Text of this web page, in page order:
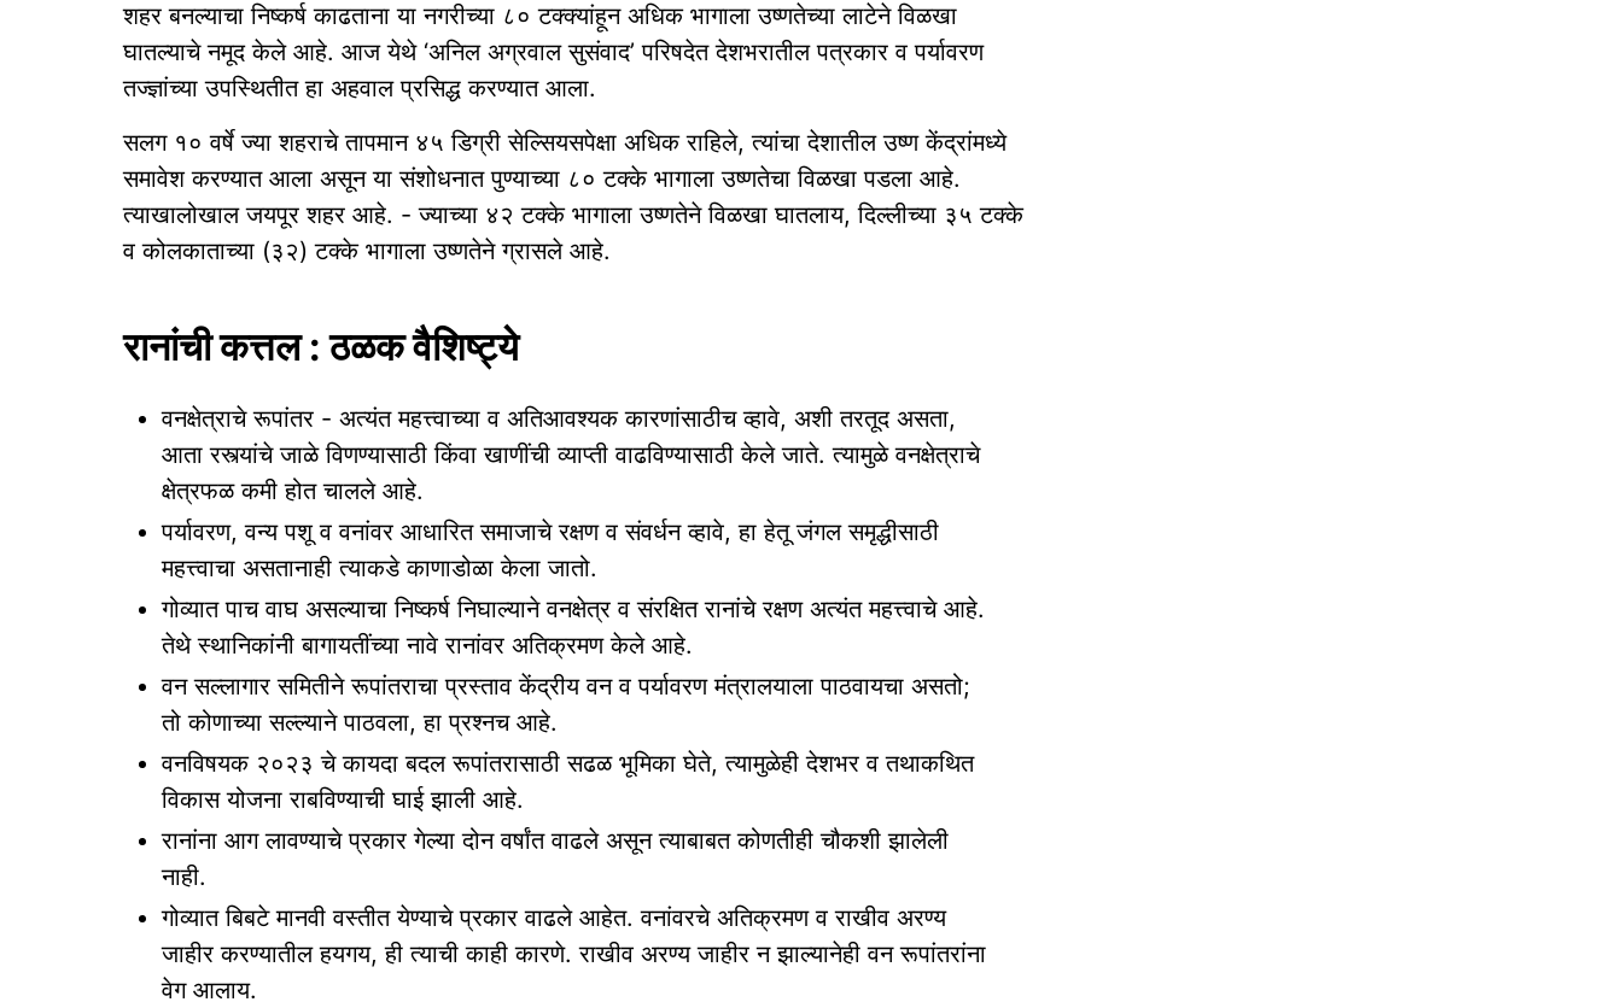
शहर बनल्याचा निष्कर्ष काढताना या नगरीच्या ८० टक्क्यांहून अधिक भागाला उष्णतेच्या लाटेने विळखा
घातल्याचे नमूद केले आहे. आज येथे ‘अनिल अग्रवाल सुसंवाद’ परिषदेत देशभरातील पत्रकार व पर्यावरण
तज्ज्ञांच्या उपस्थितीत हा अहवाल प्रसिद्ध करण्यात आला.
सलग १० वर्षे ज्या शहराचे तापमान ४५ डिग्री सेल्सियसपेक्षा अधिक राहिले, त्यांचा देशातील उष्ण केंद्रांमध्ये
समावेश करण्यात आला असून या संशोधनात पुण्याच्या ८० टक्के भागाला उष्णतेचा विळखा पडला आहे.
त्याखालोखाल जयपूर शहर आहे. - ज्याच्या ४२ टक्के भागाला उष्णतेने विळखा घातलाय, दिल्लीच्या ३५ टक्के
व कोलकाताच्या (३२) टक्के भागाला उष्णतेने ग्रासले आहे.
रानांची कत्तल : ठळक वैशिष्ट्ये
वनक्षेत्राचे रूपांतर - अत्यंत महत्त्वाच्या व अतिआवश्‍यक कारणांसाठीच व्हावे, अशी तरतूद असता,
आता रस्त्यांचे जाळे विणण्यासाठी किंवा खाणींची व्याप्ती वाढविण्यासाठी केले जाते. त्यामुळे वनक्षेत्राचे
क्षेत्रफळ कमी होत चालले आहे.
पर्यावरण, वन्य पशू व वनांवर आधारित समाजाचे रक्षण व संवर्धन व्हावे, हा हेतू जंगल समृद्धीसाठी
महत्त्वाचा असतानाही त्याकडे काणाडोळा केला जातो.
गोव्यात पाच वाघ असल्याचा निष्कर्ष निघाल्याने वनक्षेत्र व संरक्षित रानांचे रक्षण अत्यंत महत्त्वाचे आहे.
तेथे स्थानिकांनी बागायतींच्या नावे रानांवर अतिक्रमण केले आहे.
वन सल्लागार समितीने रूपांतराचा प्रस्ताव केंद्रीय वन व पर्यावरण मंत्रालयाला पाठवायचा असतो;
तो कोणाच्या सल्ल्याने पाठवला, हा प्रश्‍नच आहे.
वनविषयक २०२३ चे कायदा बदल रूपांतरासाठी सढळ भूमिका घेते, त्यामुळेही देशभर व तथाकथित
विकास योजना राबविण्याची घाई झाली आहे.
रानांना आग लावण्याचे प्रकार गेल्या दोन वर्षांत वाढले असून त्याबाबत कोणतीही चौकशी झालेली
नाही.
गोव्यात बिबटे मानवी वस्तीत येण्याचे प्रकार वाढले आहेत. वनांवरचे अतिक्रमण व राखीव अरण्य
जाहीर करण्यातील हयगय, ही त्याची काही कारणे. राखीव अरण्य जाहीर न झाल्यानेही वन रूपांतरांना
वेग आलाय.